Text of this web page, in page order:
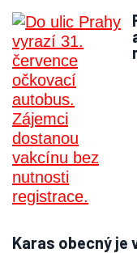
Karas obecný je